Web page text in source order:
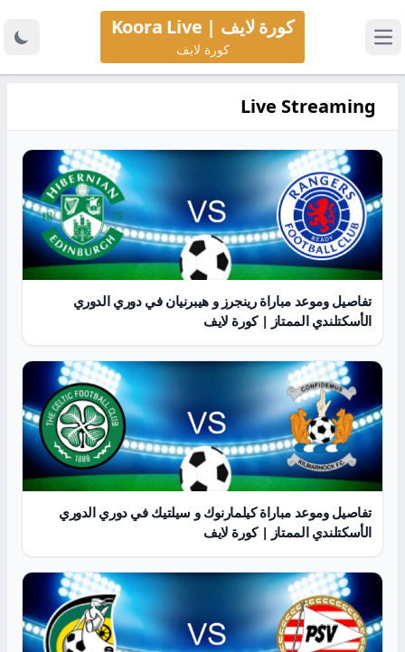
كورة لايف | Koora Live
كورة لايف
Live Streaming
تفاصيل وموعد مباراة رينجرز و هيبرنيان في دوري الدوري
الأسكتلندي الممتاز | كورة لايف
تفاصيل وموعد مباراة كيلمارنوك و سيلتيك في دوري الدوري
الأسكتلندي الممتاز | كورة لايف